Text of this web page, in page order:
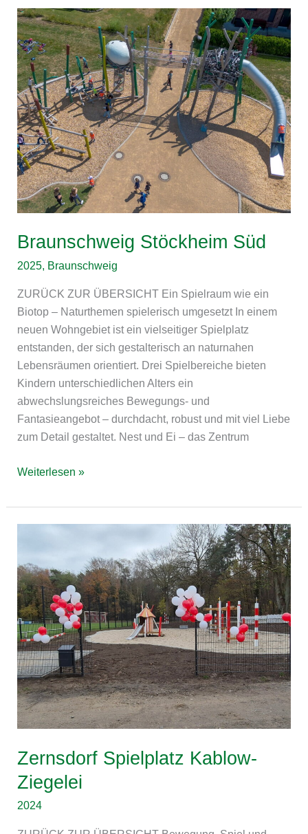
Braunschweig Stöckheim Süd
2025, Braunschweig
ZURÜCK ZUR ÜBERSICHT Ein Spielraum wie ein
Biotop – Naturthemen spielerisch umgesetzt In einem
neuen Wohngebiet ist ein vielseitiger Spielplatz
entstanden, der sich gestalterisch an naturnahen
Lebensräumen orientiert. Drei Spielbereiche bieten
Kindern unterschiedlichen Alters ein
abwechslungsreiches Bewegungs- und
Fantasieangebot – durchdacht, robust und mit viel Liebe
zum Detail gestaltet. Nest und Ei – das Zentrum
Braunschweig
Stöckheim
Süd
Weiterlesen »
Zernsdorf Spielplatz Kablow-
Ziegelei
2024
Kablow-
Ziegelei